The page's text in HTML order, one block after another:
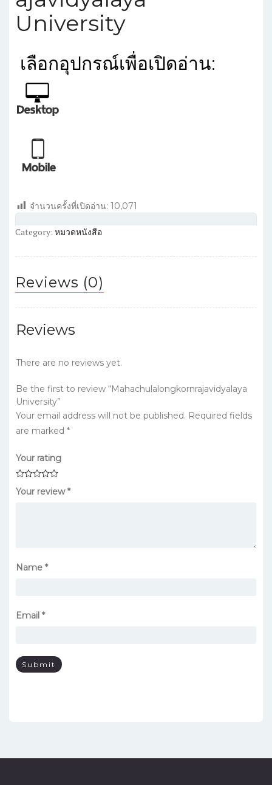
University
เลือกอุปกรณ์เพื่อเปิดอ่าน:
จำนวนครั้งที่เปิดอ่าน: 10,071
Category: หมวดหนังสือ
Reviews (0)
Reviews
There are no reviews yet.
Be the first to review “Mahachulalongkornrajavidyalaya
University”
Your email address will not be published. Required fields
are marked *
Your rating
Your review*
Name *
Email *